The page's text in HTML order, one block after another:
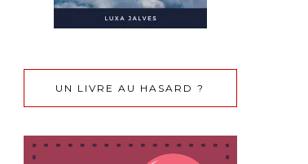
UN LIVRE AU HASARD ?